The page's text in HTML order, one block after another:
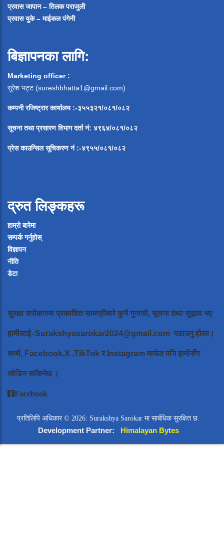
प्रवास जापान – तिलक पराजुली
प्रवास युके – माईकल पंगेनी
बिज्ञापनका लागि:
Marketing officer :
सुरेश भट्ट (sureshbhatta1@gmail.com)
कम्पनी रजिष्ट्रार कार्यालय :-३५५३२१/०८१/०८२
सूचना तथा प्रसारण विभाग दर्ता नं: ४९६४/०८१/०८२
प्रेस काउन्सिल सूचिकरण नं:-४९५५/०८१/०८२
द्रुत लिङ्कहरू
हाम्रो बारेमा
सम्पर्क गर्नुहोस्
विज्ञापन
नीति
डेटा
सुरक्षा सरोकारमा प्रकाशित सामग्रीबारे कुनै गुनासो, सूचना तथा सुझाव भए
हामीलाई-Surakshyasarokar2024@gmail.com पठाउनु होला।
साथै, Facebook,X ,TikTok र Instagram मार्फत पनि हामीसँग
जोडिन सकिनेछ ।
Facebook
प्रतिलिपि अधिकार © 2026: Surakshya Sarokar मा सार्बधिक सुरक्षित छ.
Development Partner: Himalayan Bytes